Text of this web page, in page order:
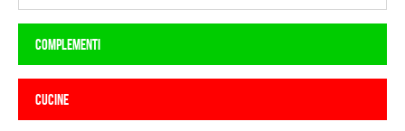
COMPLEMENTI
CUCINE